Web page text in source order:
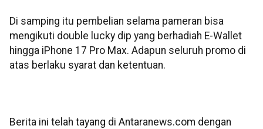
Di samping itu pembelian selama pameran bisa
mengikuti double lucky dip yang berhadiah E-Wallet
hingga iPhone 17 Pro Max. Adapun seluruh promo di
atas berlaku syarat dan ketentuan.
Berita ini telah tayang di Antaranews.com dengan